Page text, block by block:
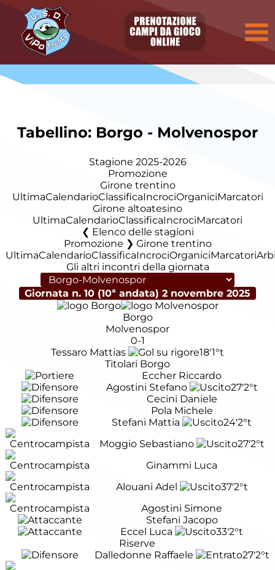
Tabellino: Borgo - Molvenospor
Stagione 2025-2026
Promozione
Girone trentino
UltimaCalendarioClassificaIncrociOrganiciMarcatori
Girone altoatesino
UltimaCalendarioClassificaIncrociMarcatori
Elenco delle stagioni
Promozione ❯ Girone trentino
UltimaCalendarioClassificaIncrociOrganiciMarcatori
Gli altri incontri della giornata
Giornata n. 10 (10ª andata) 2 novembre 2025
Borgo
Molvenospor
0-1
Tessaro Mattias
18'1°t
Titolari Borgo
Eccher Riccardo
Agostini Stefano
27'2°t
Cecini Daniele
Pola Michele
Stefani Mattia
24'2°t
Moggio Sebastiano
27'2°t
Ginammi Luca
Alouani Adel
37'2°t
Agostini Simone
Stefani Jacopo
Eccel Luca
33'2°t
Riserve
Dalledonne Raffaele
27'2°t